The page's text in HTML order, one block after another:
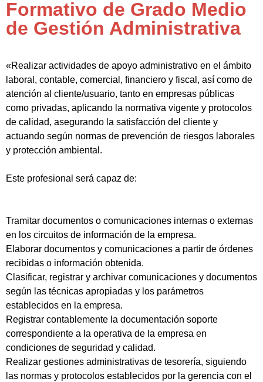
Formativo de Grado Medio
de Gestión Administrativa
«Realizar actividades de apoyo administrativo en el ámbito
laboral, contable, comercial, financiero y fiscal, así como de
atención al cliente/usuario, tanto en empresas públicas
como privadas, aplicando la normativa vigente y protocolos
de calidad, asegurando la satisfacción del cliente y
actuando según normas de prevención de riesgos laborales
y protección ambiental.
Este profesional será capaz de:
Tramitar documentos o comunicaciones internas o externas
en los circuitos de información de la empresa.
Elaborar documentos y comunicaciones a partir de órdenes
recibidas o información obtenida.
Clasificar, registrar y archivar comunicaciones y documentos
según las técnicas apropiadas y los parámetros
establecidos en la empresa.
Registrar contablemente la documentación soporte
correspondiente a la operativa de la empresa en
condiciones de seguridad y calidad.
Realizar gestiones administrativas de tesorería, siguiendo
las normas y protocolos establecidos por la gerencia con el